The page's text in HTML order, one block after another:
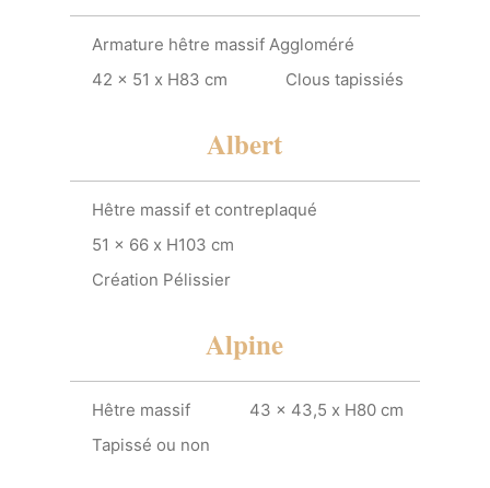
Armature hêtre massif Aggloméré
42 x 51 x H83 cm
Clous tapissiés
Albert
Hêtre massif et contreplaqué
51 x 66 x H103 cm
Création Pélissier
Alpine
Hêtre massif
43 x 43,5 x H80 cm
Tapissé ou non